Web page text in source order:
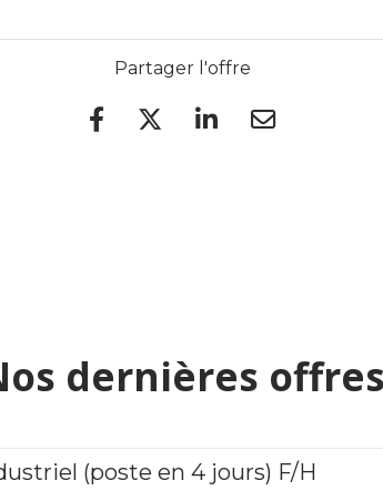
Partager l'offre
dernières offres
(poste en 4 jours) F/H